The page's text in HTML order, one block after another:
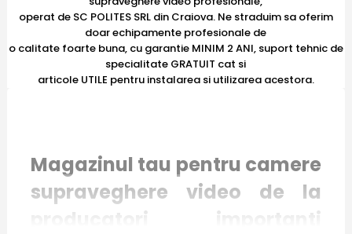
operat de SC POLITES SRL din Craiova. Ne straduim sa oferim
doar echipamente profesionale de
o calitate foarte buna, cu garantie MINIM 2 ANI, suport tehnic de
specialitate GRATUIT cat si
articole UTILE pentru instalarea si utilizarea acestora.
Magazinul tau pentru camere
supraveghere video de la
producatori importanti